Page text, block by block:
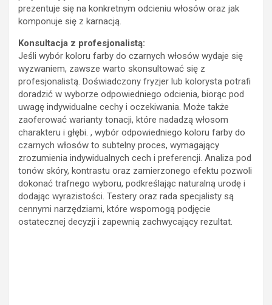
prezentuje się na konkretnym odcieniu włosów oraz jak
komponuje się z karnacją.
Konsultacja z profesjonalistą:
Jeśli wybór koloru farby do czarnych włosów wydaje się
wyzwaniem, zawsze warto skonsultować się z
profesjonalistą. Doświadczony fryzjer lub kolorysta potrafi
doradzić w wyborze odpowiedniego odcienia, biorąc pod
uwagę indywidualne cechy i oczekiwania. Może także
zaoferować warianty tonacji, które nadadzą włosom
charakteru i głębi. , wybór odpowiedniego koloru farby do
czarnych włosów to subtelny proces, wymagający
zrozumienia indywidualnych cech i preferencji. Analiza pod
tonów skóry, kontrastu oraz zamierzonego efektu pozwoli
dokonać trafnego wyboru, podkreślając naturalną urodę i
dodając wyrazistości. Testery oraz rada specjalisty są
cennymi narzędziami, które wspomogą podjęcie
ostatecznej decyzji i zapewnią zachwycający rezultat.